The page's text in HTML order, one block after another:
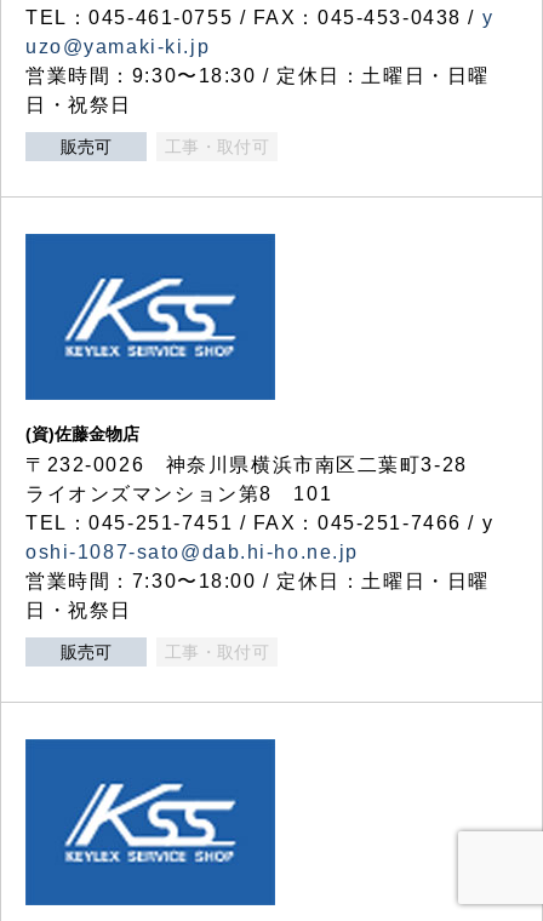
TEL：045-461-0755 / FAX：045-453-0438 / y
uzo@yamaki-ki.jp
営業時間：9:30〜18:30 / 定休日：土曜日・日曜
日・祝祭日
販売可 工事・取付可
(資)佐藤金物店
〒232-0026 神奈川県横浜市南区二葉町3-28
ライオンズマンション第8 101
TEL：045-251-7451 / FAX：045-251-7466 / y
oshi-1087-sato@dab.hi-ho.ne.jp
営業時間：7:30〜18:00 / 定休日：土曜日・日曜
日・祝祭日
販売可 工事・取付可